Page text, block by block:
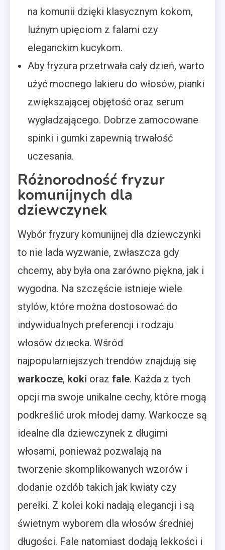
na komunii dzięki klasycznym kokom,
luźnym upięciom z falami czy
eleganckim kucykom.
Aby fryzura przetrwała cały dzień, warto
użyć mocnego lakieru do włosów, pianki
zwiększającej objętość oraz serum
wygładzającego. Dobrze zamocowane
spinki i gumki zapewnią trwałość
uczesania.
Różnorodność fryzur
komunijnych dla
dziewczynek
Wybór fryzury komunijnej dla dziewczynki
to nie lada wyzwanie, zwłaszcza gdy
chcemy, aby była ona zarówno piękna, jak i
wygodna. Na szczęście istnieje wiele
stylów, które można dostosować do
indywidualnych preferencji i rodzaju
włosów dziecka. Wśród
najpopularniejszych trendów znajdują się
warkocze, koki oraz fale. Każda z tych
opcji ma swoje unikalne cechy, które mogą
podkreślić urok młodej damy. Warkocze są
idealne dla dziewczynek z długimi
włosami, ponieważ pozwalają na
tworzenie skomplikowanych wzorów i
dodanie ozdób takich jak kwiaty czy
perełki. Z kolei koki nadają elegancji i są
świetnym wyborem dla włosów średniej
długości. Fale natomiast dodają lekkości i